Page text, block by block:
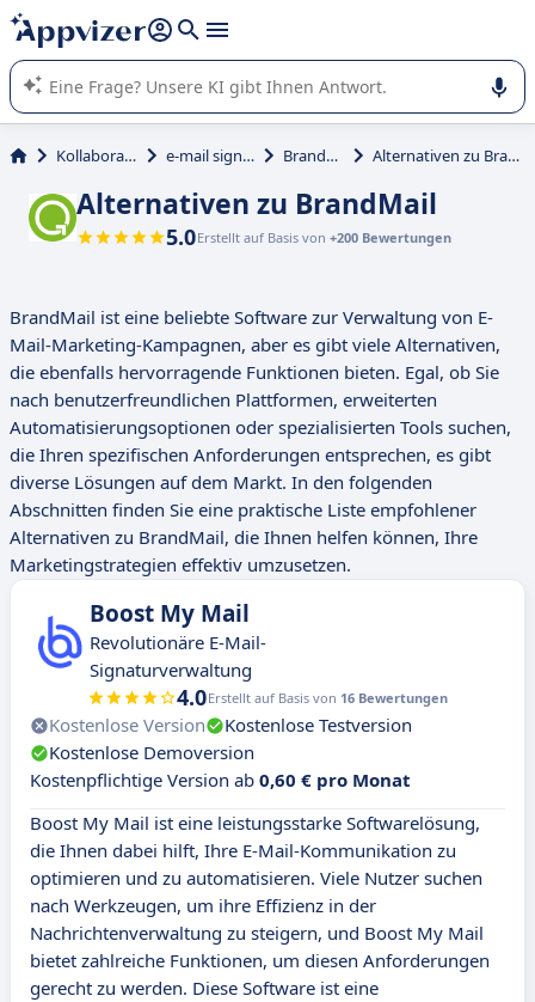
beantworten (mehrere Zeilen mit
Die KI von Appvizer führt Sie bei der Nutzung oder Auswahl
von SaaS-Software in Unternehmen.
Kollaboration e-mail signatur BrandMail Alternativen zu BrandMail
Alternativen zu BrandMail
5.0Erstellt auf Basis von +200 Bewertungen
BrandMail ist eine beliebte Software zur Verwaltung von E-
Mail-Marketing-Kampagnen, aber es gibt viele Alternativen,
die ebenfalls hervorragende Funktionen bieten. Egal, ob Sie
nach benutzerfreundlichen Plattformen, erweiterten
Automatisierungsoptionen oder spezialisierten Tools suchen,
die Ihren spezifischen Anforderungen entsprechen, es gibt
diverse Lösungen auf dem Markt. In den folgenden
Abschnitten finden Sie eine praktische Liste empfohlener
Alternativen zu BrandMail, die Ihnen helfen können, Ihre
Marketingstrategien effektiv umzusetzen.
Boost My Mail
Revolutionäre E-Mail-
Signaturverwaltung
4.0Erstellt auf Basis von 16 Bewertungen
Kostenlose Version
Kostenlose Testversion
Kostenlose Demoversion
Kostenpflichtige Version ab 0,60 € pro Monat
Boost My Mail ist eine leistungsstarke Softwarelösung,
die Ihnen dabei hilft, Ihre E-Mail-Kommunikation zu
optimieren und zu automatisieren. Viele Nutzer suchen
nach Werkzeugen, um ihre Effizienz in der
Nachrichtenverwaltung zu steigern, und Boost My Mail
bietet zahlreiche Funktionen, um diesen Anforderungen
gerecht zu werden. Diese Software ist eine